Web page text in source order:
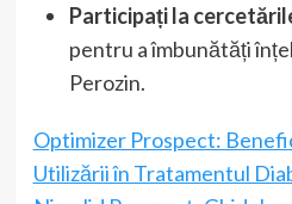
Participați la
pentru a îmbunătăți
Perozin.
Optimizer Prospect:
Utilizării în Tratamentul